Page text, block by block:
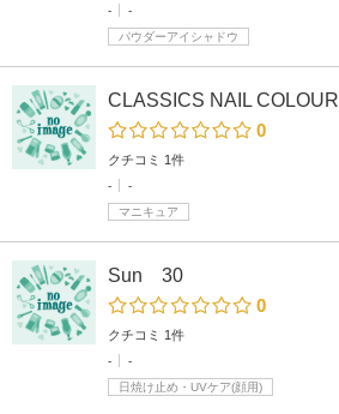
-
-
パウダーアイシャドウ
CLASSICS NAIL COLOUR
0
クチコミ 1件
-
-
マニキュア
Sun 30
0
クチコミ 1件
-
-
日焼け止め・UVケア(顔用)